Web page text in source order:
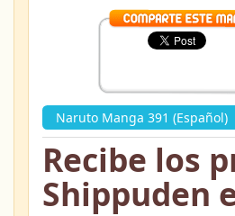
Naruto Manga 391 (Español)
Recibe los
Shippuden